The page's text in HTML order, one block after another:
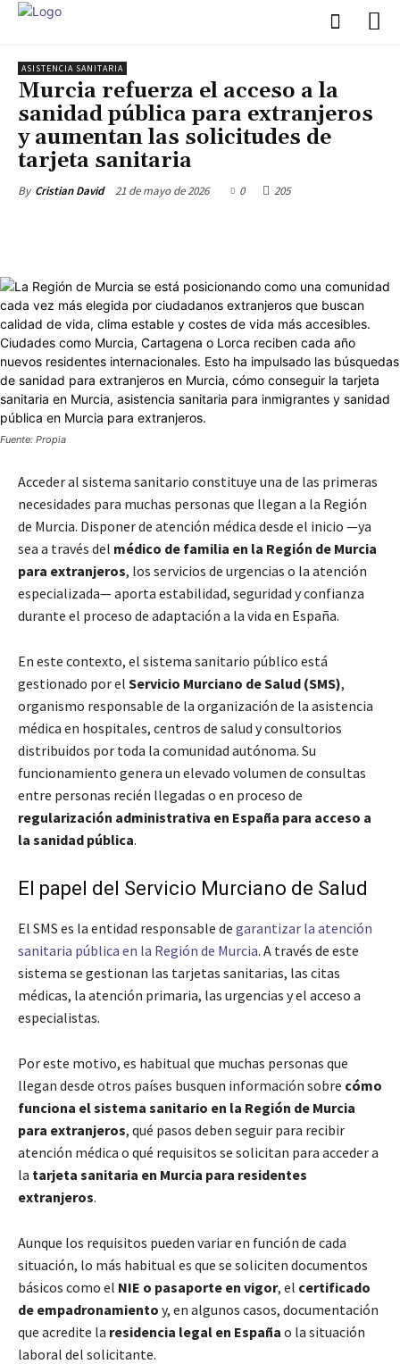
ASISTENCIA SANITARIA
Murcia refuerza el acceso a la
sanidad pública para extranjeros
y aumentan las solicitudes de
tarjeta sanitaria
By Cristian David 21 de mayo de 2026 0 205
Fuente: Propia
Acceder al sistema sanitario constituye una de las primeras
necesidades para muchas personas que llegan a la Región
de Murcia. Disponer de atención médica desde el inicio —ya
sea a través del médico de familia en la Región de Murcia
para extranjeros, los servicios de urgencias o la atención
especializada— aporta estabilidad, seguridad y confianza
durante el proceso de adaptación a la vida en España.
En este contexto, el sistema sanitario público está
gestionado por el Servicio Murciano de Salud (SMS),
organismo responsable de la organización de la asistencia
médica en hospitales, centros de salud y consultorios
distribuidos por toda la comunidad autónoma. Su
funcionamiento genera un elevado volumen de consultas
entre personas recién llegadas o en proceso de
regularización administrativa en España para acceso a
la sanidad pública.
El papel del Servicio Murciano de Salud
El SMS es la entidad responsable de garantizar la atención
sanitaria pública en la Región de Murcia. A través de este
sistema se gestionan las tarjetas sanitarias, las citas
médicas, la atención primaria, las urgencias y el acceso a
especialistas.
Por este motivo, es habitual que muchas personas que
llegan desde otros países busquen información sobre cómo
funciona el sistema sanitario en la Región de Murcia
para extranjeros, qué pasos deben seguir para recibir
atención médica o qué requisitos se solicitan para acceder a
la tarjeta sanitaria en Murcia para residentes
extranjeros.
Aunque los requisitos pueden variar en función de cada
situación, lo más habitual es que se soliciten documentos
básicos como el NIE o pasaporte en vigor, el certificado
de empadronamiento y, en algunos casos, documentación
que acredite la residencia legal en España o la situación
laboral del solicitante.